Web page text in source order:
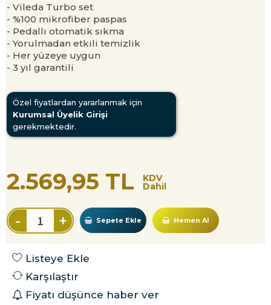
- Vileda Turbo set
- %100 mikrofiber paspas
- Pedallı otomatik sıkma
- Yorulmadan etkili temizlik
- Her yüzeye uygun
- 3 yıl garantili
Özel fiyatlardan yararlanmak için
Kurumsal Üyelik Girişi
gerekmektedir.
2.569,95 TL KDV
Dahil
- + Sepete Ekle Hemen Al
Listeye Ekle
Karşılaştır
Fiyatı düşünce haber ver